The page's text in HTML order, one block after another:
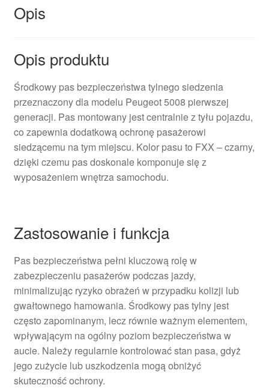
Opis
Opis produktu
Środkowy pas bezpieczeństwa tylnego siedzenia
przeznaczony dla modelu Peugeot 5008 pierwszej
generacji. Pas montowany jest centralnie z tyłu pojazdu,
co zapewnia dodatkową ochronę pasażerowi
siedzącemu na tym miejscu. Kolor pasu to FXX – czarny,
dzięki czemu pas doskonale komponuje się z
wyposażeniem wnętrza samochodu.
Zastosowanie i funkcja
Pas bezpieczeństwa pełni kluczową rolę w
zabezpieczeniu pasażerów podczas jazdy,
minimalizując ryzyko obrażeń w przypadku kolizji lub
gwałtownego hamowania. Środkowy pas tylny jest
często zapominanym, lecz równie ważnym elementem,
wpływającym na ogólny poziom bezpieczeństwa w
aucie. Należy regularnie kontrolować stan pasa, gdyż
jego zużycie lub uszkodzenia mogą obniżyć
skuteczność ochrony.